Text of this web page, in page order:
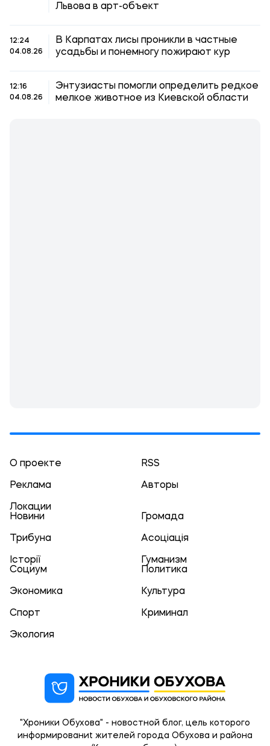
Львова в арт-объект
12:24
04.08.26
В Карпатах лисы проникли в частные
усадьбы и понемногу пожирают кур
12:16
04.08.26
Энтузиасты помогли определить редкое
мелкое животное из Киевской области
О проекте RSS
Реклама Авторы
Локации
Новини
Громада
Трибуна Асоціація
Історії
Гуманизм
Социум
Политика
Экономика Культура
Спорт Криминал
Экология
"Хроники Обухова" - новостной блог, цель которого
информированиt жителей города Обухова и района